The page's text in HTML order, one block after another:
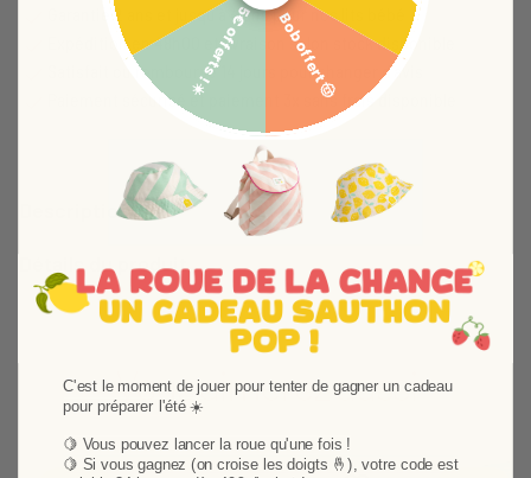
Garantie 2 ans et jusqu'à 4 ans pour nos lits bébé
Expédition en 48h00 et livraison selon stock disponible
Satisfait ou remboursé 14 jours pour changer d'avis
Paiement sécurisé et paiement 3x sans frais disponible
Description
Détails du produit
Vous aimerez aussi
Bob offert 🤠
5€ offerts ! ☀️
C'est le moment de jouer pour tenter de gagner un cadeau
pour préparer l'été ☀️
🍋 Vous pouvez lancer la roue qu'une fois !
🍋 Si vous gagnez (on croise les doigts 🤞), votre code est